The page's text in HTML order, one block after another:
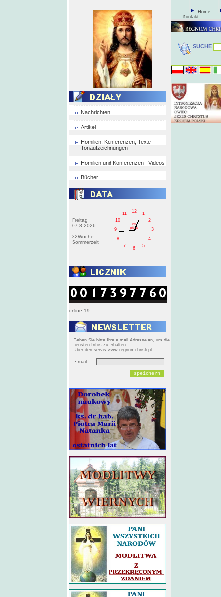
Nachrichten
Artikel
Homilien, Konferenzen, Texte -
Tonaufzeichnungen
Homilien und Konferenzen - Videos
Bücher
Freitag
07-8-2026
32Woche
Sommerzeit
1
2
3
4
5
6
7
8
9
10
11
12
PM
pištek
online:19
Geben Sie bitte Ihre e.mail Adresse an, um die
neusten Infos zu erhalten
Über den servis www.regnumchristi.pl
e-mail
Home
Kontakt
SUCHE